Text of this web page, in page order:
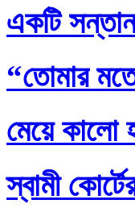
একটি
“তোমার
মেয়ে কালো
স্বামী